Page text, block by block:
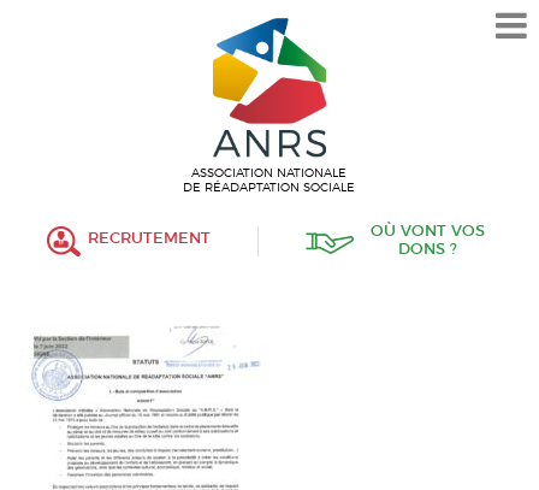
L’ASSOCIATION
HISTORIQUE
VALEURS ET ENGAGEMENT
ASSOCIATIF
FONCTIONNEMENT
POLITIQUE RH
ASSOCIATION NATIONALE
DE RÉADAPTATION SOCIALE
RECRUTEMENT
OÙ VONT VOS
DONS ?